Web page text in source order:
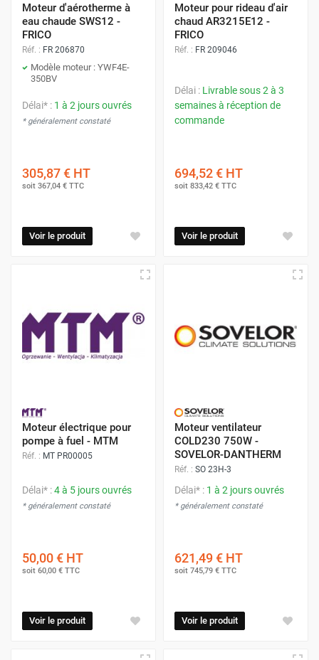
Moteur d'aérotherme à
eau chaude SWS12 -
FRICO
Réf. : FR 206870
Modèle moteur : YWF4E-
350BV
Délai* : 1 à 2 jours ouvrés
* généralement constaté
305,87 € HT
soit 367,04 € TTC
Voir le produit
Moteur pour rideau d'air
chaud AR3215E12 -
FRICO
Réf. : FR 209046
Délai : Livrable sous 2 à 3
semaines à réception de
commande
694,52 € HT
soit 833,42 € TTC
Voir le produit
Moteur électrique pour
pompe à fuel - MTM
Réf. : MT PR00005
Délai* :4 à 5 jours ouvrés
* généralement constaté
50,00 € HT
soit 60,00 € TTC
Voir le produit
Moteur ventilateur
COLD230 750W -
SOVELOR-DANTHERM
Réf. : SO 23H-3
Délai* : 1 à 2 jours ouvrés
* généralement constaté
621,49 € HT
soit 745,79 € TTC
Voir le produit